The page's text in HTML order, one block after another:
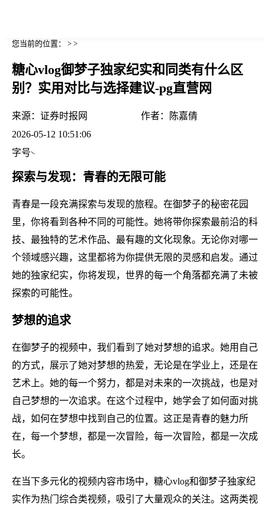
您当前的位置： > >
糖心vlog御梦子独家纪实和同类有什么区
别？实用对比与选择建议-pg直营网
来源： 证券时报网 作者：
陈嘉倩
2026-05-12 10:51:06
字号
探索与发现：青春的无限可能
青春是一段充满探索与发现的旅程。在御梦子的秘密花园
里，你将看到各种不同的可能性。她将带你探索最前沿的科
技、最独特的艺术作品、最有趣的文化现象。无论你对哪一
个领域感兴趣，这里都将为你提供无限的灵感和启发。通过
她的独家纪实，你将发现，世界的每一个角落都充满了未被
探索的可能性。
梦想的追求
在御梦子的视频中，我们看到了她对梦想的追求。她用自己
的方式，展示了她对梦想的热爱，无论是在学业上，还是在
艺术上。她的每一个努力，都是对未来的一次挑战，也是对
自己梦想的一次追求。在这个过程中，她学会了如何面对挑
战，如何在梦想中找到自己的位置。这正是青春的魅力所
在，每一个梦想，都是一次冒险，每一次冒险，都是一次成
长。
在当下多元化的视频内容市场中，糖心vlog和御梦子独家纪
实作为热门综合类视频，吸引了大量观众的关注。这两类视